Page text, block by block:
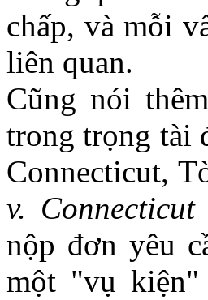
chấp, và mỗi
liên quan.
Cũng nói
trong trọng tài
Connecticut,
v.
nộp đơn yêu
một "vụ kiện"